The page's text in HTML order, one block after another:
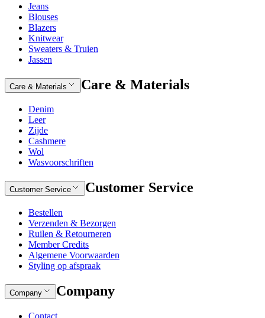
Jeans
Blouses
Blazers
Knitwear
Sweaters & Truien
Jassen
Care & Materials Care & Materials
Denim
Leer
Zijde
Cashmere
Wol
Wasvoorschriften
Customer Service Customer Service
Bestellen
Verzenden & Bezorgen
Ruilen & Retourneren
Member Credits
Algemene Voorwaarden
Styling op afspraak
Company Company
Contact